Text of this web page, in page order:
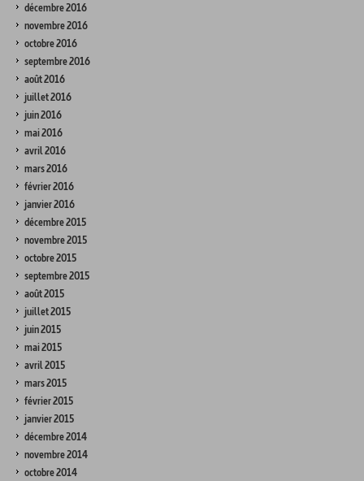
décembre 2016
novembre 2016
octobre 2016
septembre 2016
août 2016
juillet 2016
juin 2016
mai 2016
avril 2016
mars 2016
février 2016
janvier 2016
décembre 2015
novembre 2015
octobre 2015
septembre 2015
août 2015
juillet 2015
juin 2015
mai 2015
avril 2015
mars 2015
février 2015
janvier 2015
décembre 2014
novembre 2014
octobre 2014